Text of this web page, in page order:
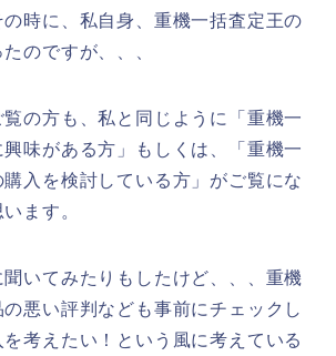
時に、私自身、重機一括査定王の
のですが、、、
の方も、私と同じように「重機一
味がある方」もしくは、「重機一
入を検討している方」がご覧にな
ます。
いてみたりもしたけど、、、重機
悪い評判なども事前にチェックし
考えたい！という風に考えている